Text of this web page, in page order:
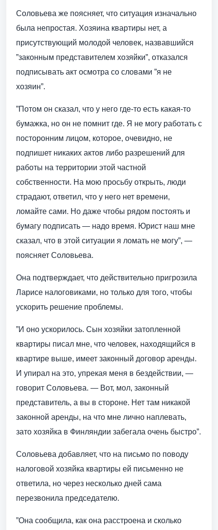
Соловьева же поясняет, что ситуация изначально
была непростая. Хозяина квартиры нет, а
присутствующий молодой человек, назвавшийся
”законным представителем хозяйки”, отказался
подписывать акт осмотра со словами ”я не
хозяин”.
”Потом он сказал, что у него где-то есть какая-то
бумажка, но он не помнит где. Я не могу работать с
посторонним лицом, которое, очевидно, не
подпишет никаких актов либо разрешений для
работы на территории этой частной
собственности. На мою просьбу открыть, люди
страдают, ответил, что у него нет времени,
ломайте сами. Но даже чтобы рядом постоять и
бумагу подписать — надо время. Юрист наш мне
сказал, что в этой ситуации я ломать не могу”, —
поясняет Соловьева.
Она подтверждает, что действительно пригрозила
Ларисе налоговиками, но только для того, чтобы
ускорить решение проблемы.
”И оно ускорилось. Сын хозяйки затопленной
квартиры писал мне, что человек, находящийся в
квартире выше, имеет законный договор аренды.
И упирал на это, упрекая меня в бездействии, —
говорит Соловьева. — Вот, мол, законный
представитель, а вы в стороне. Нет там никакой
законной аренды, на что мне лично наплевать,
зато хозяйка в Финляндии забегала очень быстро”.
Соловьева добавляет, что на письмо по поводу
налоговой хозяйка квартиры ей письменно не
ответила, но через несколько дней сама
перезвонила председателю.
”Она сообщила, как она расстроена и сколько